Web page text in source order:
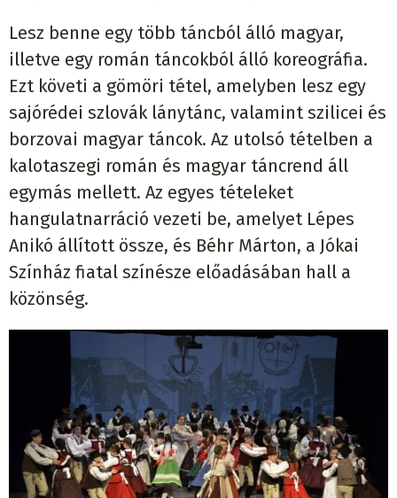
Lesz benne egy több táncból álló magyar,
illetve egy román táncokból álló koreográfia.
Ezt követi a gömöri tétel, amelyben lesz egy
sajórédei szlovák lánytánc, valamint szilicei és
borzovai magyar táncok. Az utolsó tételben a
kalotaszegi román és magyar táncrend áll
egymás mellett. Az egyes tételeket
hangulatnarráció vezeti be, amelyet Lépes
Anikó állított össze, és Béhr Márton, a Jókai
Színház fiatal színésze előadásában hall a
közönség.